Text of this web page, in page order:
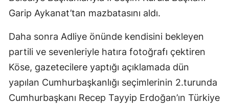
Kırşehir
Kocaeli
Konya
Garip Aykanat’tan mazbatasını aldı.
Daha sonra Adliye önünde kendisini bekleyen
partili ve sevenleriyle hatıra fotoğrafı çektiren
Köse, gazetecilere yaptığı açıklamada dün
yapılan Cumhurbaşkanlığı seçimlerinin 2.turunda
Cumhurbaşkanı Recep Tayyip Erdoğan’ın Türkiye